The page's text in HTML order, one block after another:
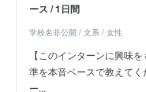
ース / 1日間
学校名非公開 / 文系 / 女性
【このインターンに興味
準を本音ベースで教えて
ー...